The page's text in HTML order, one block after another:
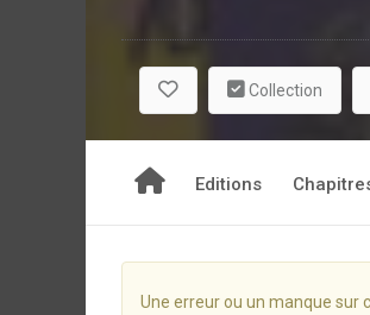
Collection
Editions
Une erreur ou un manque sur